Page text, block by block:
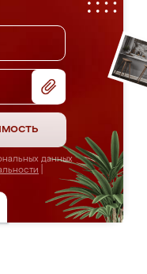
данных